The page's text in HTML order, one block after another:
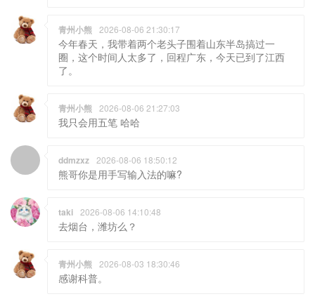
青州小熊 2026-08-06 21:30:17
今年春天，我带着两个老头子围着山东半岛搞过一
圈，这个时间人太多了，回程广东，今天已到了江西
了。
青州小熊 2026-08-06 21:27:03
我只会用五笔 哈哈
ddmzxz 2026-08-06 18:50:12
熊哥你是用手写输入法的嘛?
taki 2026-08-06 14:10:48
去烟台，潍坊么？
青州小熊 2026-08-03 18:30:46
感谢科普。